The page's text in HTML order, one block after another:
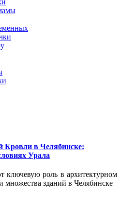
Кровли в Челябинске:
Урала
ключевую роль в архитектурном
множества зданий в Челябинске